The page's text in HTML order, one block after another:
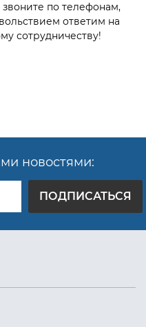
по телефонам,
ответим на
сотрудничеству!
новостями:
ПОДПИСАТЬСЯ